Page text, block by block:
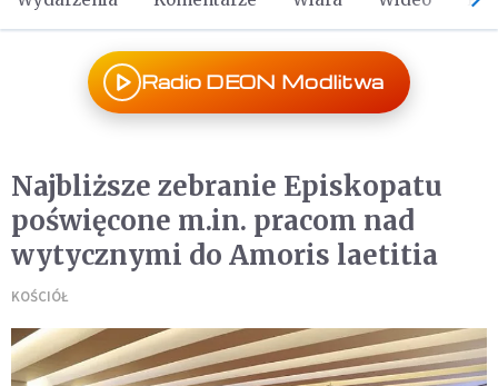
Radio DEON Modlitwa
Najbliższe zebranie Episkopatu
poświęcone m.in. pracom nad
wytycznymi do Amoris laetitia
KOŚCIÓŁ